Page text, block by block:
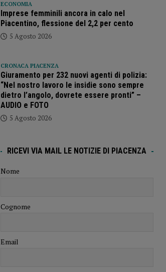
ECONOMIA
Imprese femminili ancora in calo nel
Piacentino, flessione del 2,2 per cento
5 Agosto 2026
CRONACA PIACENZA
Giuramento per 232 nuovi agenti di polizia:
“Nel nostro lavoro le insidie sono sempre
dietro l’angolo, dovrete essere pronti” –
AUDIO e FOTO
5 Agosto 2026
RICEVI VIA MAIL LE NOTIZIE DI PIACENZA
Nome
Cognome
Email